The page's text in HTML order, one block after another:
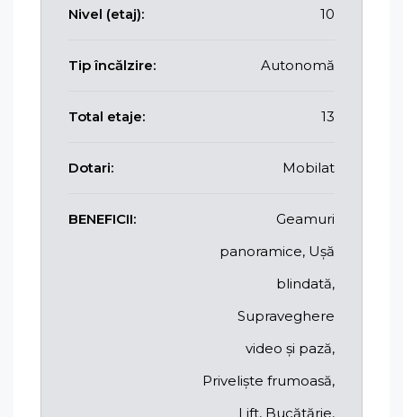
Nivel (etaj): 10
Tip încălzire: Autonomă
Total etaje: 13
Dotari: Mobilat
BENEFICII:
Geamuri
panoramice, Ușă
blindată,
Supraveghere
video și pază,
Priveliște frumoasă,
Lift, Bucătărie,